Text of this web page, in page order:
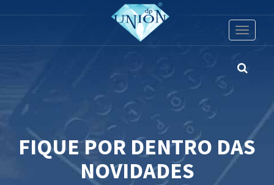
Toggle
FIQUE POR DENTRO DAS
NOVIDADES